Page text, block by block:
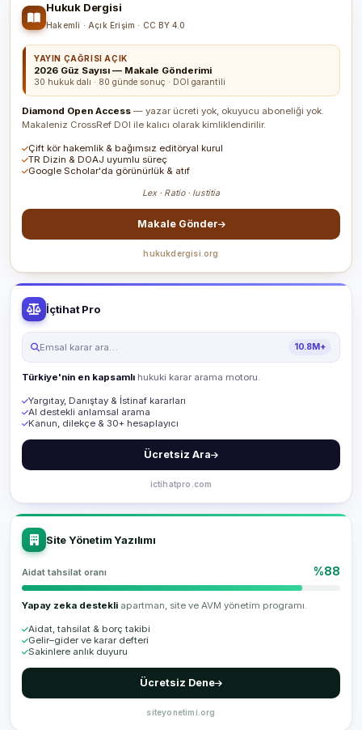
Hukuk Dergisi
Hakemli · Açık Erişim · CC BY 4.0
YAYIN ÇAĞRISI AÇIK
2026 Güz Sayısı — Makale Gönderimi
30 hukuk dalı · 80 günde sonuç · DOI garantili
Diamond Open Access — yazar ücreti yok, okuyucu aboneliği yok.
Makaleniz CrossRef DOI ile kalıcı olarak kimliklendirilir.
Çift kör hakemlik & bağımsız editöryal kurul
TR Dizin & DOAJ uyumlu süreç
Google Scholar'da görünürlük & atıf
Lex · Ratio · Iustitia
Makale Gönder
hukukdergisi.org
İçtihat Pro
Emsal karar ara… 10.8M+
Türkiye'nin en kapsamlı hukuki karar arama motoru.
Yargıtay, Danıştay & İstinaf kararları
AI destekli anlamsal arama
Kanun, dilekçe & 30+ hesaplayıcı
Ücretsiz Ara
ictihatpro.com
Site Yönetim Yazılımı
Aidat tahsilat oranı %88
Yapay zeka destekli apartman, site ve AVM yönetim programı.
Aidat, tahsilat & borç takibi
Gelir–gider ve karar defteri
Sakinlere anlık duyuru
Ücretsiz Dene
siteyonetimi.org